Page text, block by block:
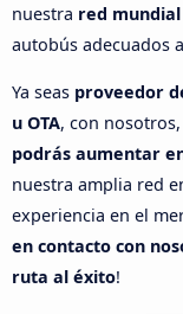
nuestra red
autobús adecuados
Ya seas proveedor
u OTA, con
podrás aumentar
nuestra amplia red
experiencia en el
en contacto con
ruta al éxito!